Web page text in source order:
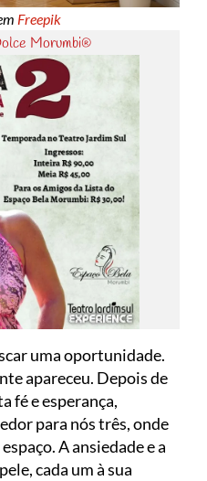
Freepik
Morumbi®
uma oportunidade.
apareceu. Depois de
fé e esperança,
para nós três, onde
A ansiedade e a
cada um à sua